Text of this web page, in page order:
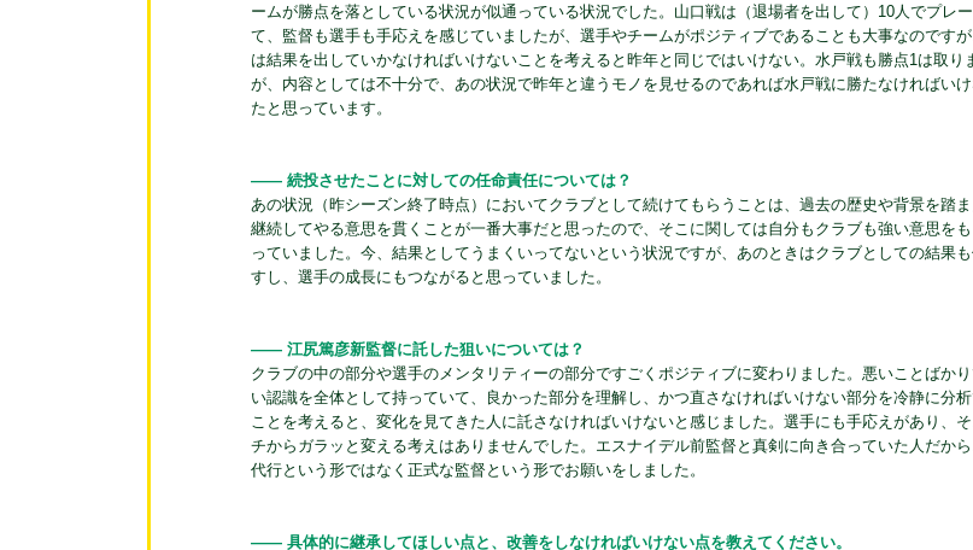
ームが勝点を落としている状況が似通っている状況でした。山口戦は（退場者を出して）10人でプレ
て、監督も選手も手応えを感じていましたが、選手やチームがポジティブであることも大事なのです
は結果を出していかなければいけないことを考えると昨年と同じではいけない。水戸戦も勝点1は取り
が、内容としては不十分で、あの状況で昨年と違うモノを見せるのであれば水戸戦に勝たなければい
たと思っています。
―― 続投させたことに対しての任命責任については？
あの状況（昨シーズン終了時点）においてクラブとして続けてもらうことは、過去の歴史や背景を踏ま
継続してやる意思を貫くことが一番大事だと思ったので、そこに関しては自分もクラブも強い意思を
っていました。今、結果としてうまくいってないという状況ですが、あのときはクラブとしての結果も
すし、選手の成長にもつながると思っていました。
―― 江尻篤彦新監督に託した狙いについては？
クラブの中の部分や選手のメンタリティーの部分ですごくポジティブに変わりました。悪いことばか
い認識を全体として持っていて、良かった部分を理解し、かつ直さなければいけない部分を冷静に分
ことを考えると、変化を見てきた人に託さなければいけないと感じました。選手にも手応えがあり、
チからガラッと変える考えはありませんでした。エスナイデル前監督と真剣に向き合っていた人だから
代行という形ではなく正式な監督という形でお願いをしました。
―― 具体的に継承してほしい点と、改善をしなければいけない点を教えてください。